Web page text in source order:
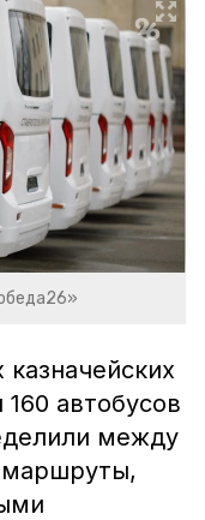
автобусов
между
маршруты,